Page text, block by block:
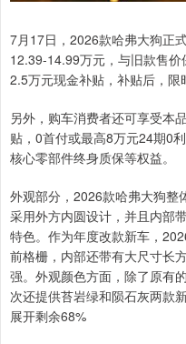
7月17日，2026款哈弗大狗正
12.39-14.99万元，与旧款售
2.5万元现金补贴，补贴后，限
另外，购车消费者还可享受本
贴，0首付或最高8万元24期0
核心零部件终身质保等权益。
外观部分，2026款哈弗大狗整
采用外方内圆设计，并且内部
特色。作为年度改款新车，
前格栅，内部还带有大尺寸长
强。外观颜色方面，除了原有
次还提供苔岩绿和陨石灰两款新
展开剩余68%